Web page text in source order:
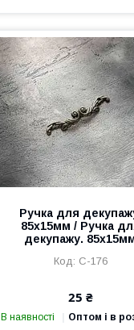
Ручка для
85х15мм / Ручка
декупажу.
C-176
25 ₴
В наявності Оптом і в